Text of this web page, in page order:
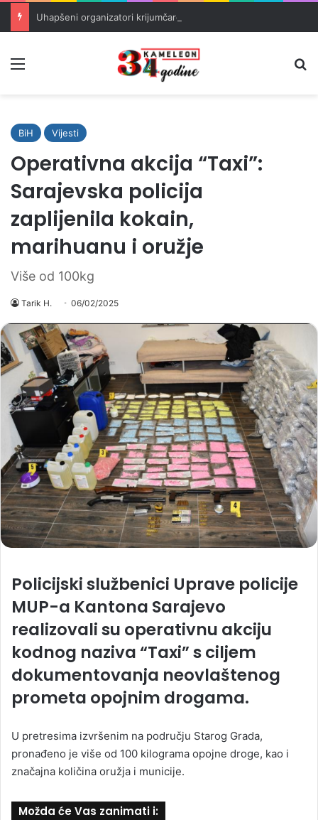
BiH Vijesti
Operativna akcija “Taxi”:
Sarajevska policija
zaplijenila kokain,
marihuanu i oružje
Više od 100kg
Tarik H. 06/02/2025
Policijski službenici Uprave policije
MUP-a Kantona Sarajevo
realizovali su operativnu akciju
kodnog naziva “Taxi” s ciljem
dokumentovanja neovlaštenog
prometa opojnim drogama.
U pretresima izvršenim na području Starog Grada,
pronađeno je više od 100 kilograma opojne droge, kao i
značajna količina oružja i municije.
Možda će Vas zanimati i: